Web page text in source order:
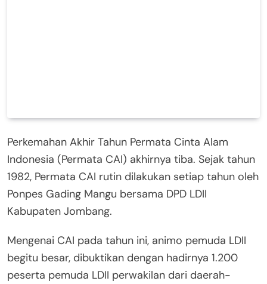
Perkemahan Akhir Tahun Permata Cinta Alam
Indonesia (Permata CAI) akhirnya tiba. Sejak tahun
1982, Permata CAI rutin dilakukan setiap tahun oleh
Ponpes Gading Mangu bersama DPD LDII
Kabupaten Jombang.
Mengenai CAI pada tahun ini, animo pemuda LDII
begitu besar, dibuktikan dengan hadirnya 1.200
peserta pemuda LDII perwakilan dari daerah-